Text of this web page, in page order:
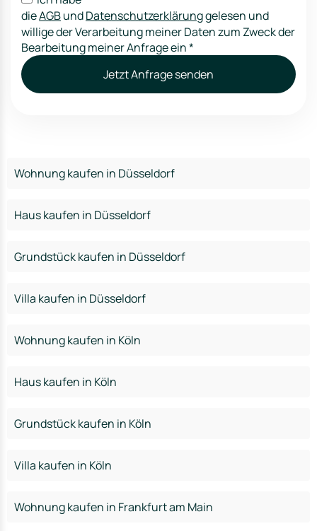
dieAGBundDatenschutzerklärunggelesen und
willige der Verarbeitung meiner Daten zum Zweck der
Bearbeitung meiner Anfrage ein*
Jetzt Anfrage senden
Wohnung kaufen in Düsseldorf
Haus kaufen in Düsseldorf
Grundstück kaufen in Düsseldorf
Villa kaufen in Düsseldorf
Wohnung kaufen in Köln
Haus kaufen in Köln
Grundstück kaufen in Köln
Villa kaufen in Köln
Wohnung kaufen in Frankfurt am Main